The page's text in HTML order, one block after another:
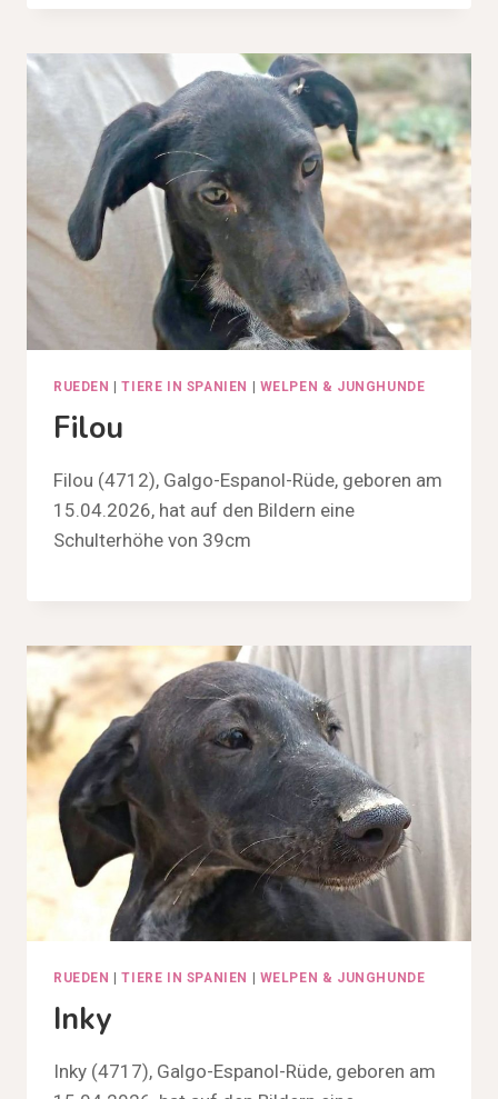
RUEDEN |TIERE IN SPANIEN | WELPEN & JUNGHUNDE
Filou
Filou (4712), Galgo-Espanol-Rüde, geboren am
15.04.2026, hat auf den Bildern eine
Schulterhöhe von 39cm
RUEDEN |TIERE IN SPANIEN WELPEN & JUNGHUNDE
Inky
Inky (4717), Galgo-Espanol-Rüde, geboren am